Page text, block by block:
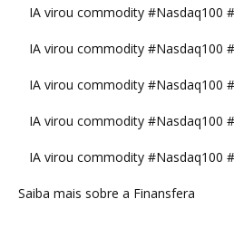
IA virou commodity #Nasdaq100
IA virou commodity #Nasdaq100
IA virou commodity #Nasdaq100
IA virou commodity #Nasdaq100
IA virou commodity #Nasdaq100
Saiba mais sobre a Finansfera